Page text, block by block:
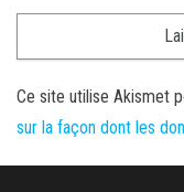
Ce site utilise Akismet
sur la façon dont les